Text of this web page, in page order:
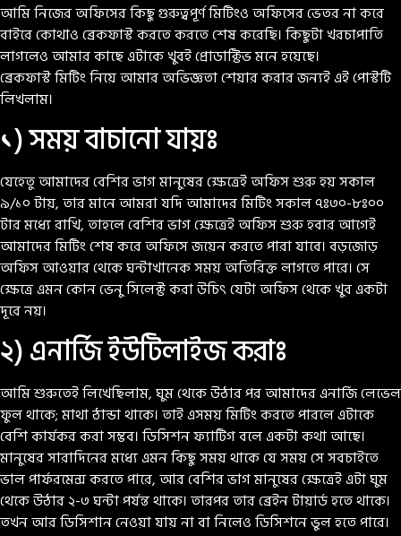
আমি নিজের অফিসের কিছু গুরুত্বপূর্ণ মিটিংও অফিসের ভেতর না করে
বাইরে কোথাও ব্রেকফাস্ট করতে করতে শেষ করেছি। কিছুটা খরচাপাতি
লাগলেও আমার কাছে এটাকে খুবই প্রোডাক্টিভ মনে হয়েছে।
ব্রেকফাস্ট মিটিং নিয়ে আমার অভিজ্ঞতা শেয়ার করার জন্যই এই পোস্টটি
লিখলাম।
১) সময় বাচানো যায়ঃ
যেহেতু আমাদের বেশির ভাগ মানুষের ক্ষেত্রেই অফিস শুরু হয় সকাল
৯/১০ টায়, তার মানে আমরা যদি আমাদের মিটিং সকাল ৭ঃ৩০-৮ঃ০০
টার মধ্যে রাখি, তাহলে বেশির ভাগ ক্ষেত্রেই অফিস শুরু হবার আগেই
আমাদের মিটিং শেষ করে অফিসে জয়েন করতে পারা যাবে। বড়জোড়
অফিস আওয়ার থেকে ঘন্টাখানেক সময় অতিরিক্ত লাগতে পারে। সে
ক্ষেত্রে এমন কোন ভেনু সিলেক্ট করা উচিৎ যেটা অফিস থেকে খুব একটা
দূরে নয়।
২) এনার্জি ইউটিলাইজ করাঃ
আমি শুরুতেই লিখেছিলাম, ঘুম থেকে উঠার পর আমাদের এনার্জি লেভেল
ফুল থাকে; মাথা ঠান্ডা থাকে। তাই এসময় মিটিং করতে পারলে এটাকে
বেশি কার্যকর করা সম্ভব। ডিসিশন ফ্যাটিগ বলে একটা কথা আছে।
মানুষের সারাদিনের মধ্যে এমন কিছু সময় থাকে যে সময় সে সবচাইতে
ভাল পার্ফরমেন্স করতে পারে, আর বেশির ভাগ মানুষের ক্ষেত্রেই এটা ঘুম
থেকে উঠার ২-৩ ঘন্টা পর্যন্ত থাকে। তারপর তার ব্রেইন টায়ার্ড হতে থাকে।
তখন আর ডিসিশান নেওয়া যায় না বা নিলেও ডিসিশনে ভুল হতে পারে।